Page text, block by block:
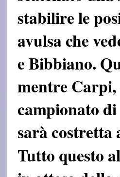
stabilire le
avulsa che
e Bibbiano.
mentre Carpi,
campionato
sarà costretta
Tutto questo